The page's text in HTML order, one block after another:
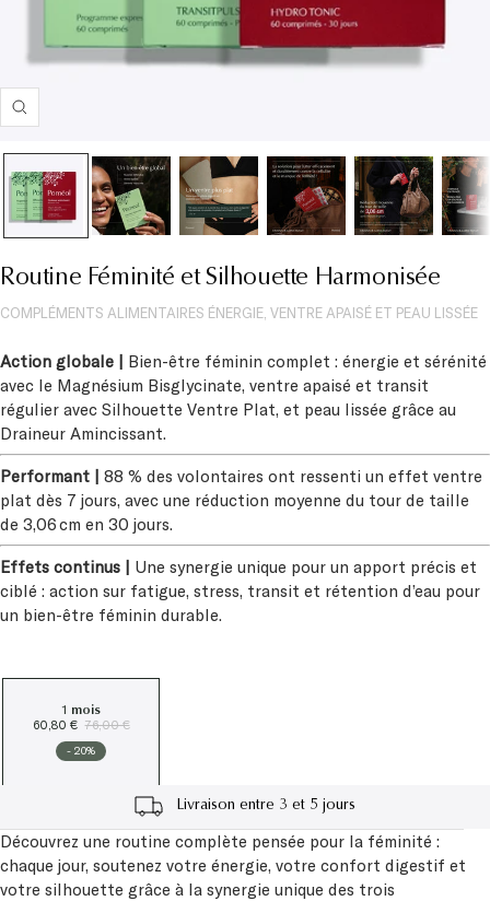
Zoom
Routine Féminité et Silhouette Harmonisée
COMPLÉMENTS ALIMENTAIRES ÉNERGIE, VENTRE APAISÉ ET PEAU LISSÉE
Action globale | Bien-être féminin complet : énergie et sérénité
avec le Magnésium Bisglycinate, ventre apaisé et transit
régulier avec Silhouette Ventre Plat, et peau lissée grâce au
Draineur Amincissant.
Performant | 88 % des volontaires ont ressenti un effet ventre
plat dès 7 jours, avec une réduction moyenne du tour de taille
de 3,06 cm en 30 jours.
Effets continus | Une synergie unique pour un apport précis et
ciblé : action sur fatigue, stress, transit et rétention d’eau pour
un bien-être féminin durable.
- 20%
1 mois
60,80 € 76,00 €
Livraison entre 3 et 5 jours
Cadeau à partir de 60€
Découvrez une routine complète pensée pour la féminité :
chaque jour, soutenez votre énergie, votre confort digestif et
votre silhouette grâce à la synergie unique des trois